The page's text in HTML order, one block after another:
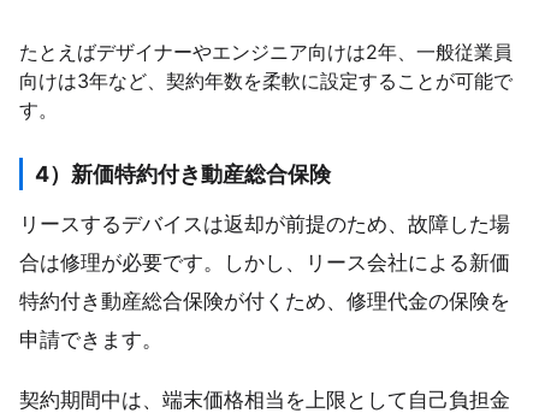
たとえばデザイナーやエンジニア向けは2年、一般従業員
向けは3年など、契約年数を柔軟に設定することが可能で
す。
4）新価特約付き動産総合保険
リースするデバイスは返却が前提のため、故障した場
合は修理が必要です。しかし、リース会社による新価
特約付き動産総合保険が付くため、修理代金の保険を
申請できます。
契約期間中は、端末価格相当を上限として自己負担金